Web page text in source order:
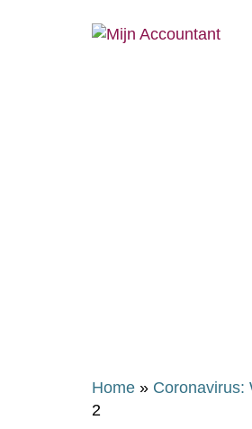
Home » Coronavirus:
2